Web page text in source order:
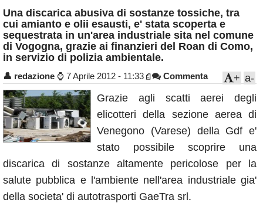
Sport
Eventi
Rubriche
Calendario
Annunci
Una discarica abusiva di sostanze tossiche, tra
cui amianto e olii esausti, e' stata scoperta e
sequestrata in un'area industriale sita nel comune
di Vogogna, grazie ai finanzieri del Roan di Como,
in servizio di polizia ambientale.
👤 redazione ⌚ 7 Aprile 2012 - 11:33 Commenta a-
+
Grazie agli scatti aerei degli
elicotteri della sezione aerea di
Venegono (Varese) della Gdf e'
stato possibile scoprire una
discarica di sostanze altamente pericolose per la
salute pubblica e l'ambiente nell'area industriale gia'
della societa' di autotrasporti GaeTra srl.